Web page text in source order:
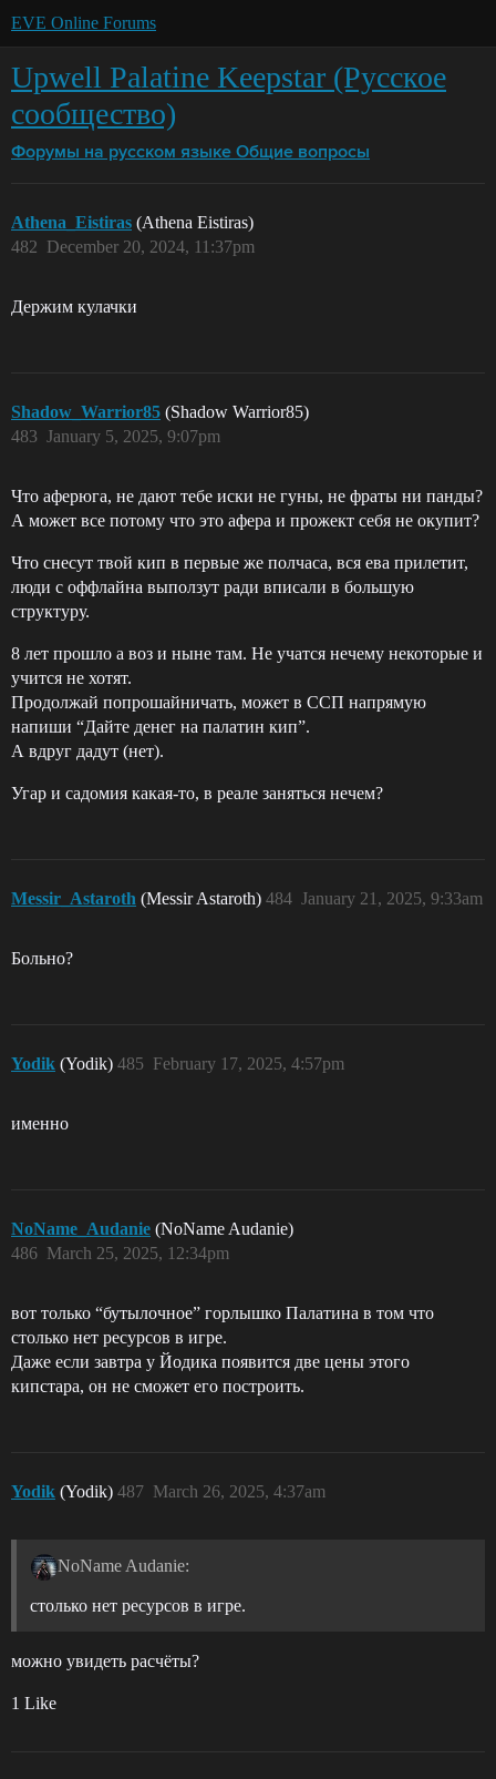
EVE Online Forums
Upwell Palatine Keepstar (Русское
сообщество)
Форумы на русском языке Общие вопросы
Athena_Eistiras (Athena Eistiras)
December 20, 2024, 11:37pm
482
Держим кулачки
Shadow_Warrior85 (Shadow Warrior85)
January 5, 2025, 9:07pm
483
Что аферюга, не дают тебе иски не гуны, не фраты ни панды?
А может все потому что это афера и прожект себя не окупит?
Что снесут твой кип в первые же полчаса, вся ева прилетит,
люди с оффлайна выползут ради вписали в большую
структуру.
8 лет прошло а воз и ныне там. Не учатся нечему некоторые и
учится не хотят.
Продолжай попрошайничать, может в ССП напрямую
напиши “Дайте денег на палатин кип”.
А вдруг дадут (нет).
Угар и садомия какая-то, в реале заняться нечем?
Messir_Astaroth (Messir Astaroth) January 21, 2025, 9:33am
484
Больно?
Yodik (Yodik) February 17, 2025, 4:57pm
485
именно
NoName_Audanie (NoName Audanie)
March 25, 2025, 12:34pm
486
вот только “бутылочное” горлышко Палатина в том что
столько нет ресурсов в игре.
Даже если завтра у Йодика появится две цены этого
кипстара, он не сможет его построить.
Yodik (Yodik) March 26, 2025, 4:37am
487
NoName Audanie:
столько нет ресурсов в игре.
можно увидеть расчёты?
1 Like